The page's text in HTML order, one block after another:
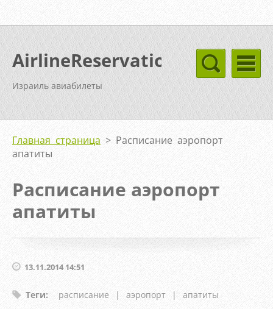
AirlineReservation
Израиль авиабилеты
Главная страница > Расписание аэропорт
апатиты
Расписание аэропорт
апатиты
13.11.2014 14:51
Теги: расписание | аэропорт | апатиты